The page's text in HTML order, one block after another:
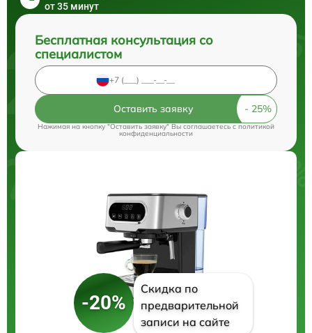
от 35 минут
Бесплатная консультация со
специалистом
Оставить заявку
Нажимая на кнопку "Оставить заявку" Вы соглашаетесь cполитикой
конфиденциальности
-20%
Скидка по
предварительной
записи на сайте